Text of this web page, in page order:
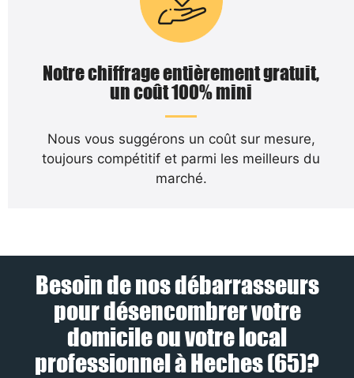
Notre chiffrage entièrement gratuit,
un coût 100% mini
Nous vous suggérons un coût sur mesure,
toujours compétitif et parmi les meilleurs du
marché.
Besoin de nos débarrasseurs
pour désencombrer votre
domicile ou votre local
professionnel à Heches (65)?